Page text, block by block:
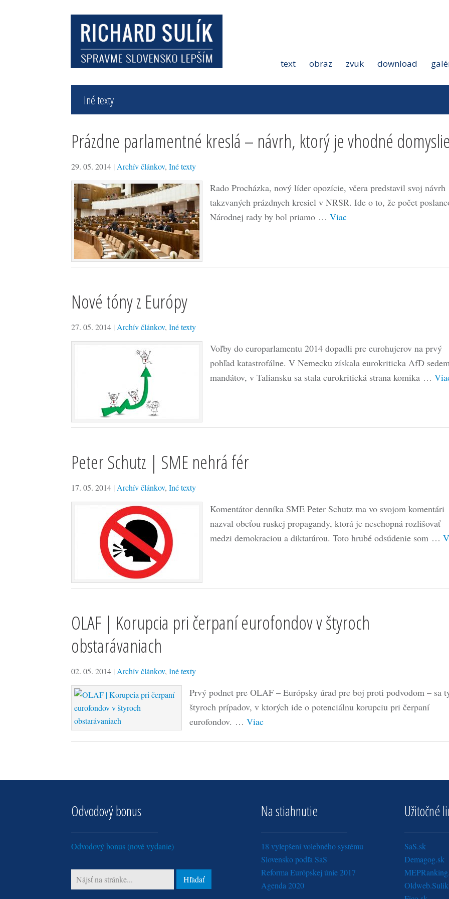
text obraz zvuk download
Iné texty
Prázdne parlamentné kreslá – návrh, ktorý je vhodné
29. 05. 2014 | Archív článkov, Iné texty
Rado Procházka, nový líder opozície, včera predstavil svoj návrh
takzvaných prázdnych kresiel v NRSR. Ide o to, že počet
Národnej rady by bol priamo … Viac
Nové tóny z Európy
27. 05. 2014 | Archív článkov, Iné texty
Voľby do europarlamentu 2014 dopadli pre eurohujerov na prvý
pohľad katastrofálne. V Nemecku získala eurokriticka AfD
mandátov, v Taliansku sa stala eurokritická strana komika …
Peter Schutz | SME nehrá fér
17. 05. 2014 | Archív článkov, Iné texty
Komentátor denníka SME Peter Schutz ma vo svojom komentári
nazval obeťou ruskej propagandy, ktorá je neschopná rozlišovať
medzi demokraciou a diktatúrou. Toto hrubé odsúdenie som …
OLAF | Korupcia pri čerpaní eurofondov v štyroch
obstarávaniach
02. 05. 2014 | Archív článkov, Iné texty
Prvý podnet pre OLAF – Európsky úrad pre boj proti podvodom – sa
štyroch prípadov, v ktorých ide o potenciálnu korupciu pri čerpaní
eurofondov. … Viac
Odvodový bonus
Odvodový bonus (nové vydanie)
Na stiahnutie
18 vylepšení volebného systému
Slovensko podľa SaS
Reforma Európskej únie 2017
Agenda 2020
Užitočné
SaS.sk
Demagog.sk